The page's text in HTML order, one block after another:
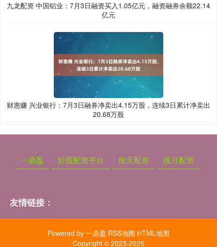
九龙配资 中国铝业：7月3日融资买入1.05亿元，融资融券余额22.14
亿元
财惠赚 兴业银行：7月3日融券净卖出4.15万股，连续3日累计净卖出
20.68万股
一鼎盈 炒股配资平台 按天配资 按月配资
友情链接：
Powered by 一鼎盈 RSS地图 HTML地图
Copyright © 2023-2025